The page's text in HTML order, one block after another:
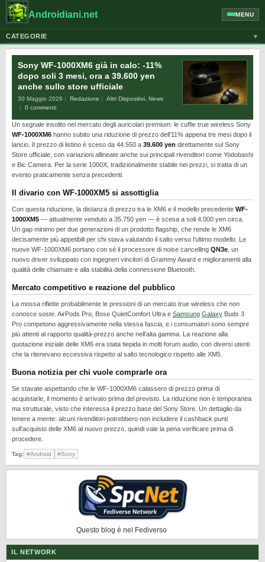
Androidiani.net MENU
CATEGORIE ▼
CELLULARI
GOOGLE
GUIDE
HONOR
HUAWEI
MOTOROLA
ONEPLUS
PIXEL
POCO
PRIVACY
REALME
RUMORS
SICUREZZA
SOFTWARE
Sony WF-1000XM6 già in calo: -11%
dopo soli 3 mesi, ora a 39.600 yen
anche sullo store ufficiale
30 Maggio 2026 Redazione Altri Dispositivi News
0 commenti
Un segnale insolito nel mercato degli auricolari premium: le cuffie true wireless Sony
WF-1000XM6 hanno subito una riduzione di prezzo dell’11% appena tre mesi dopo il
lancio. Il prezzo di listino è sceso da 44.550 a 39.600 yen direttamente sul Sony
Store ufficiale, con variazioni allineate anche sui principali rivenditori come Yodobashi
e Bic Camera. Per la serie 1000X, tradizionalmente stabile nei prezzi, si tratta di un
evento praticamente senza precedenti.
Il divario con WF-1000XM5 si assottiglia
Con questa riduzione, la distanza di prezzo tra le XM6 e il modello precedente WF-
1000XM5 — attualmente venduto a 35.750 yen — è scesa a soli 4.000 yen circa.
Un gap minimo per due generazioni di un prodotto flagship, che rende le XM6
decisamente più appetibili per chi stava valutando il salto verso l’ultimo modello. Le
nuove WF-1000XM6 portano con sé il processore di noise cancelling QN3e , un
nuovo driver sviluppato con ingegneri vincitori di Grammy Award e miglioramenti alla
qualità delle chiamate e alla stabilità della connessione Bluetooth.
Mercato competitivo e reazione del pubblico
La mossa riflette probabilmente le pressioni di un mercato true wireless che non
conosce soste. AirPods Pro, Bose QuietComfort Ultra e Samsung Galaxy Buds 3
Pro competono aggressivamente nella stessa fascia, e i consumatori sono sempre
più attenti al rapporto qualità-prezzo anche nell’alta gamma. La reazione alla
quotazione iniziale delle XM6 era stata tiepida in molti forum audio, con diversi utenti
che la ritenevano eccessiva rispetto al salto tecnologico rispetto alle XM5.
Buona notizia per chi vuole comprarle ora
Se stavate aspettando che le WF-1000XM6 calassero di prezzo prima di
acquistarle, il momento è arrivato prima del previsto. La riduzione non è temporanea
ma strutturale, visto che interessa il prezzo base del Sony Store. Un dettaglio da
tenere a mente: alcuni rivenditori potrebbero non includere il cashback punti
sull’acquisto delle XM6 al nuovo prezzo, quindi vale la pena verificare prima di
procedere.
Tag: #Android #Sony
Questo blog è nel Fediverso
IL NETWORK